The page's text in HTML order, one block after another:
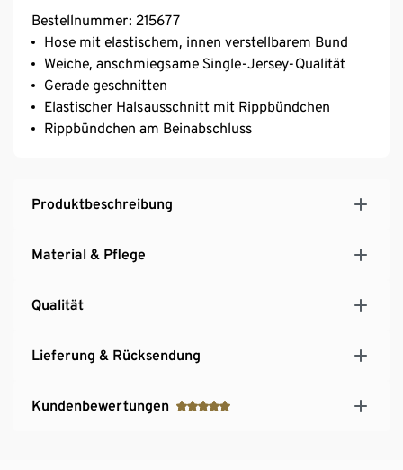
Bestellnummer: 215677
Hose mit elastischem, innen verstellbarem Bund
Weiche, anschmiegsame Single-Jersey-Qualität
Gerade geschnitten
Elastischer Halsausschnitt mit Rippbündchen
Rippbündchen am Beinabschluss
Produktbeschreibung
Material & Pflege
Qualität
Lieferung & Rücksendung
Kundenbewertungen